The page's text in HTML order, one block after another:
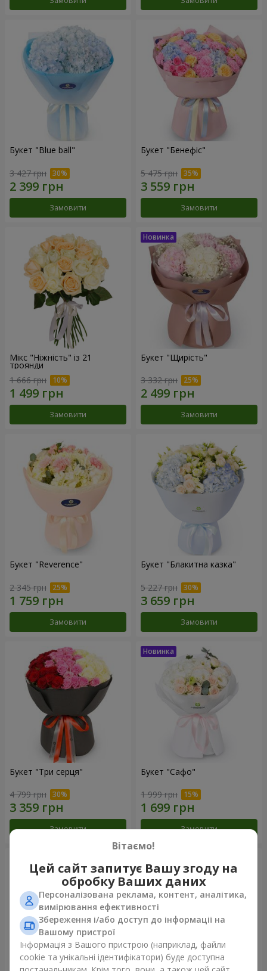
Букет "Blue ball"
3 427 грн
Замовити
Букет "Бенефіс"
5 475 грн
Замовити
Мікс "Ніжність" із 21
троянди
1 666 грн
Замовити
Букет "Щирість"
3 332 грн
Замовити
Букет "Reverence"
2 345 грн
Замовити
Букет "Блакитна казка"
5 227 грн
Замовити
Букет "Три серця"
4 799 грн
Замовити
Букет "Сафо"
1 999 грн
Замовити
Вітаємо!
Цей сайт запитує Вашу згоду на
обробку Ваших даних
Персоналізована реклама, контент, аналітика,
вимірювання ефективності
Збереження і/або доступ до інформації на
Вашому пристрої
Інформація з Вашого пристрою (наприклад, файли
cookie та унікальні ідентифікатори) буде доступна